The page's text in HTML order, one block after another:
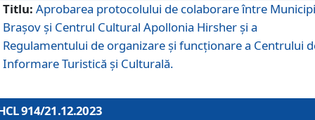
Titlu: Aprobarea protocolului de colaborare între
Brașov și Centrul Cultural Apollonia Hirsher și a
Regulamentului de organizare și funcționare a Centrului
Informare Turistică și Culturală.
914/21.12.2023